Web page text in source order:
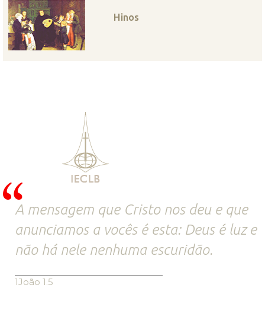
Hinos
A mensagem que Cristo nos deu e que
anunciamos a vocês é esta: Deus é luz e
não há nele nenhuma escuridão.
1João 1.5